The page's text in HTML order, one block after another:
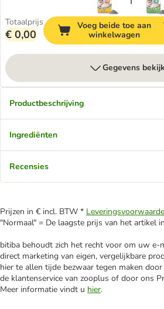
Totaalprijs
€ 0,00
Voeg beide toe aan
winkelwagen
Gegevens
Productbeschrijving
Ingrediënten
Recensies
Prijzen in € incl. BTW *
"Normaal" = De laagste prijs van het artikel
bitiba behoudt zich het recht voor om uw e-
direct marketing van eigen, vergelijkbare
hier te allen tijde bezwaar tegen maken
de klantenservice van zooplus of door ons
Meer informatie vindt u hier.